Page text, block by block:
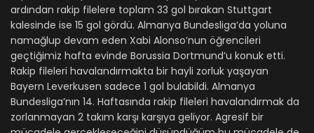
ardından rakip filelere toplam 33 gol bırakan Stuttgart
kalesinde ise 15 gol gördü. Almanya Bundesliga’da yoluna
namağlup devam eden Xabi Alonso’nun öğrencileri
geçtiğimiz hafta evinde Borussia Dortmund’u konuk etti.
Rakip fileleri havalandırmakta bir hayli zorluk yaşayan
Bayern Leverkusen sadece 1 gol bulabildi. Almanya
Bundesliga’nın 14. Haftasında rakip fileleri havalandırmak da
zorlanmayan 2 takım karşı karşıya geliyor. Agresif bir